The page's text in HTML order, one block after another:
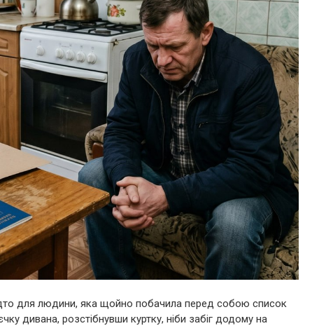
для людини, яка щойно побачила перед собою список
дивана, розстібнувши куртку, ніби забіг додому на